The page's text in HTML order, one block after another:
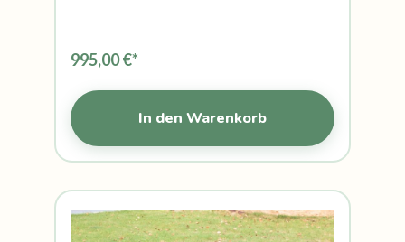
995,00 €*
In den Warenkorb